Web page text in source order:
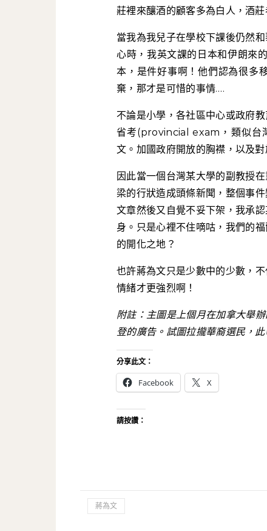
莊裡來釀酒的顧客多為白人，酒
當我為我兒子在學校下課後仍然
心時，我英文課的日本和伊朗來
本，是件好事啊！他們認為很多
棄，那才是可惜的事情….
不論是小學，各社區中心或政府
省考(provincial exam，類似台
文。加國政府開放的胸襟，以及
因此當一個台灣某大學的副教授
梁的行狀造成頭條新聞，整個事
文章然後又自覺不妥下架，我承
身。只是心裡不住嘀咕，我們的
的開化之地？
也許蔣為文只是少數中的少數，
情緒才更強烈啊！
附註：主圖是上個月在加拿大舉
登的廣告。試圖拉攏華裔選民，
分享此文：
Facebook X
請按讚：
蔣為文